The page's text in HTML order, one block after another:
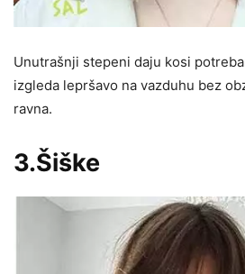
Unutrašnji stepeni daju kosi
izgleda lepršavo na vazduhu bez
ravna.
3.Šiške